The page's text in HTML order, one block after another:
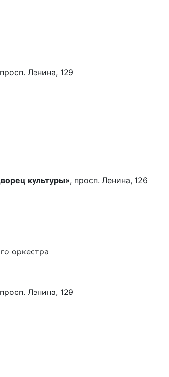
Ленина, 129
культуры», просп. Ленина, 126
оркестра
Ленина, 129